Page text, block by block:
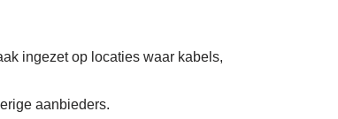
ingezet op locaties waar kabels,
aanbieders.